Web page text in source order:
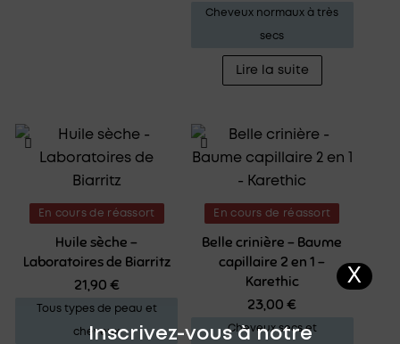
Cheveux normaux à très
secs
Lire la suite
En cours de réassort
Huile sèche –
Laboratoires de Biarritz
21,90 €
Tous types de peau et
cheveux
En cours de réassort
Belle crinière – Baume
capillaire 2 en 1 –
Karethic
23,00€
Cheveux secs et
Inscrivez-vous à notre
X